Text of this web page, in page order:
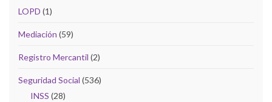
LOPD (1)
Mediación (59)
Registro Mercantil (2)
Seguridad Social (536)
INSS (28)